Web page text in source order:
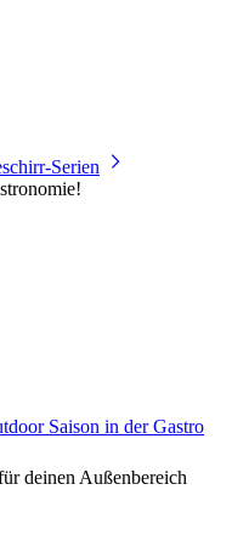
Serien
Saison in der Gastro
deinen Außenbereich